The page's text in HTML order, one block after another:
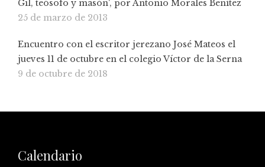
Gil, teósofo y masón', por Antonio Morales Benítez
25 de marzo de 2013
Encuentro con el escritor jerezano José Mateos el
jueves 11 de octubre en el colegio Víctor de la Serna
9 de octubre de 2018
Calendario